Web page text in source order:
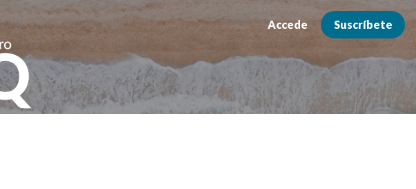
Accede Suscríbete